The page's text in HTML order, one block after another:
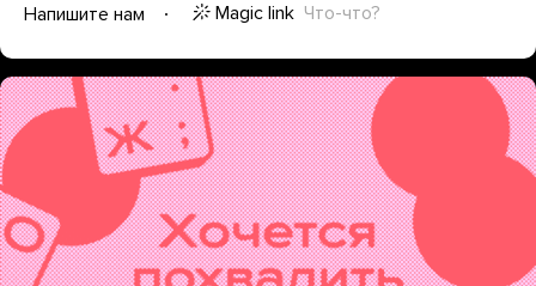
Напишите нам
Magic link Что-что?